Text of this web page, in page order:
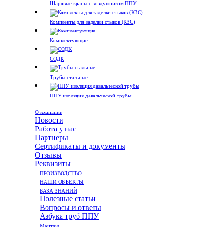
Шаровые краны с воздушником ППУ
Комплекты для заделки стыков (КЗС)
Комплектующие
СОДК
Трубы стальные
ППУ изоляция давальческой трубы
О компании
Новости
Работа у нас
Партнеры
Сертификаты и документы
Отзывы
Реквизиты
ПРОИЗВОДСТВО
НАШИ ОБЪЕКТЫ
БАЗА ЗНАНИЙ
Полезные статьи
Вопросы и ответы
Азбука труб ППУ
Монтаж